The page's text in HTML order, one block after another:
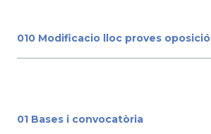
010 Modificacio lloc proves oposició
01 Bases i convocatòria